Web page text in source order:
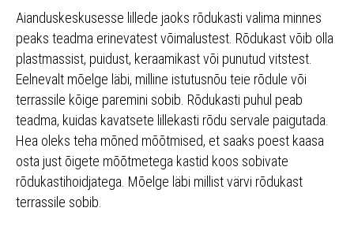
Aianduskeskusesse lillede jaoks rõdukasti valima minnes
peaks teadma erinevatest võimalustest. Rõdukast võib olla
plastmassist, puidust, keraamikast või punutud vitstest.
Eelnevalt mõelge läbi, milline istutusnõu teie rõdule või
terrassile kõige paremini sobib. Rõdukasti puhul peab
teadma, kuidas kavatsete lillekasti rõdu servale paigutada.
Hea oleks teha mõned mõõtmised, et saaks poest kaasa
osta just õigete mõõtmetega kastid koos sobivate
rõdukastihoidjatega. Mõelge läbi millist värvi rõdukast
terrassile sobib.